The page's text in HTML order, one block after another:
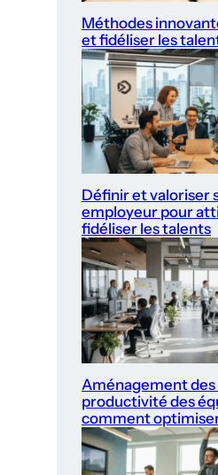
Méthodes
et fidéliser les
Définir et valoriser
employeur pour
fidéliser les talents
Aménagement des
productivité des
comment